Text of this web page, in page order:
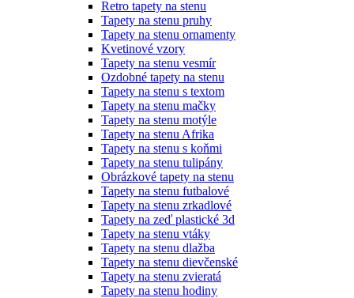
Retro tapety na stenu
Tapety na stenu pruhy
Tapety na stenu ornamenty
Kvetinové vzory
Tapety na stenu vesmír
Ozdobné tapety na stenu
Tapety na stenu s textom
Tapety na stenu mačky
Tapety na stenu motýle
Tapety na stenu Afrika
Tapety na stenu s koňmi
Tapety na stenu tulipány
Obrázkové tapety na stenu
Tapety na stenu futbalové
Tapety na stenu zrkadlové
Tapety na zeď plastické 3d
Tapety na stenu vtáky
Tapety na stenu dlažba
Tapety na stenu dievčenské
Tapety na stenu zvieratá
Tapety na stenu hodiny